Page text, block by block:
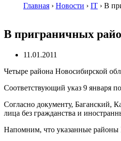
Главная › Новости › IT › В
В приграничных
11.01.2011
Четыре района Новосибирской
Соответствующий указ 9 января
Согласно документу, Баганский,
лица без гражданства и
Напомним, что указанные районы